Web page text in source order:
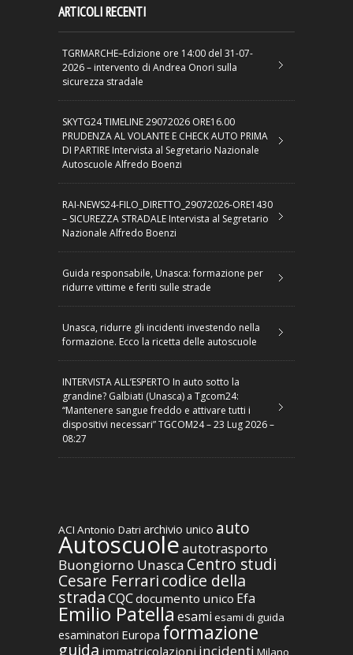
ARTICOLI RECENTI
TGRMARCHE–Edizione ore 14:00 del 31-07-
2026 – intervento di Andrea Onori sulla
sicurezza stradale
SKYTG24 TIMELINE 29072026 ORE16.00
PRUDENZA AL VOLANTE E CHECK AUTO PRIMA
DI PARTIRE Intervista al Segretario Nazionale
Autoscuole Alfredo Boenzi
RAI-NEWS24-FILO_DIRETTO_29072026-ORE1430
– SICUREZZA STRADALE Intervista al Segretario
Nazionale Alfredo Boenzi
Guida responsabile, Unasca: formazione per
ridurre vittime e feriti sulle strade
Unasca, ridurre gli incidenti investendo nella
formazione. Ecco la ricetta delle autoscuole
INTERVISTA ALL’ESPERTO In auto sotto la
grandine? Galbiati (Unasca) a Tgcom24:
“Mantenere sangue freddo e attivare tutti i
dispositivi necessari” TGCOM24 – 23 Lug 2026 –
08:27
ACI Antonio Datri archivio unico auto
Autoscuoleautotrasporto
Buongiorno Unasca Centro studi
Cesare Ferraricodice della
stradaCQCdocumento unico Efa
Emilio Patella esami esami di guida
esaminatori Europa formazione
guida immatricolazioni incidenti Milano